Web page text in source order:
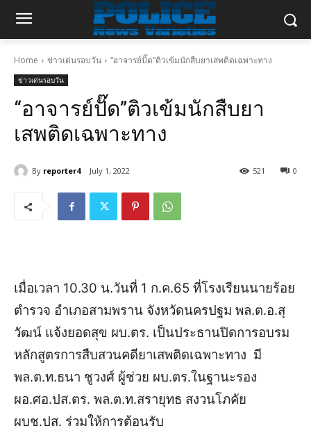
Home ข่าวเด่นรอบวัน “อาจารย์ปั๊ด”ติวเข้มนักสืบยาเสพติดเฉพาะทาง
ข่าวเด่นรอบวัน
“อาจารย์ปั๊ด”ติวเข้มนักสืบยา
เสพติดเฉพาะทาง
By reporter4 July 1, 2022 0
521
เมื่อเวลา 10.30 น.วันที่ 1 ก.ค.65 ที่โรงเรียนนายร้อย
ตำรวจ อำเภอสามพราน จังหวัดนครปฐม พล.ต.อ.สุ
วัฒน์ แจ้งยอดสุข ผบ.ตร. เป็นประธานปิดการอบรม
หลักสูตรการสืบสวนคดียาเสพติดเฉพาะทาง มี
พล.ต.ท.ธนา ชูวงศ์ ผู้ช่วย ผบ.ตร.ในฐานะรอง
ผอ.ศอ.ปส.ตร. พล.ต.ท.สรายุทธ สงวนโภคัย
ผบช.ปส. ร่วมให้การต้อนรับ